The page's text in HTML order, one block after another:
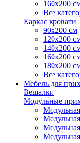
160х200
Все
Каркас кровати
90х200 см
120х200
140х200
160х200
180х200
Все
Мебель для
Вешалки
Модульные